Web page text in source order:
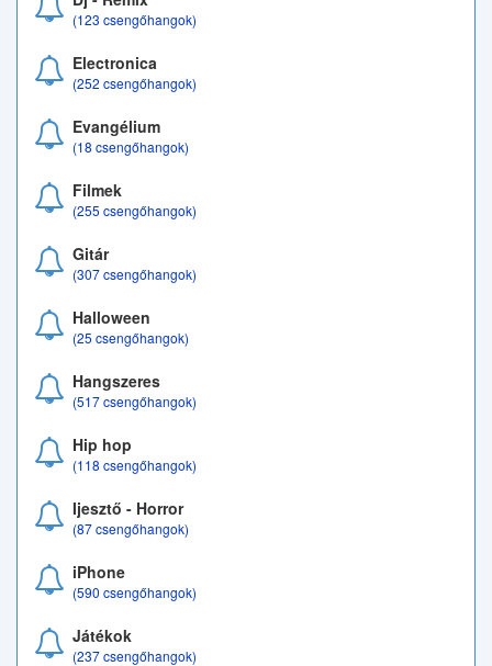
(123 csengőhangok)
Electronica
(252 csengőhangok)
Evangélium
(18 csengőhangok)
Filmek
(255 csengőhangok)
Gitár
(307 csengőhangok)
Halloween
(25 csengőhangok)
Hangszeres
(517 csengőhangok)
Hip hop
(118 csengőhangok)
Ijesztő - Horror
(87 csengőhangok)
iPhone
(590 csengőhangok)
Játékok
(237 csengőhangok)